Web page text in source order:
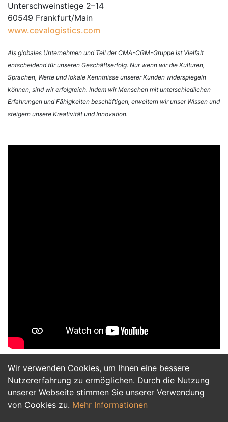
Wir verwenden Cookies, um Ihnen eine bessere
Nutzererfahrung zu ermöglichen. Durch die Nutzung
unserer Webseite stimmen Sie unserer Verwendung
von Cookies zu. Mehr Informationen
Unterschweinstiege 2–14
60549 Frankfurt/Main
www.cevalogistics.com
Als globales Unternehmen und Teil der CMA-CGM-Gruppe ist Vielfalt
entscheidend für unseren Geschäftserfolg. Nur wenn wir die Kulturen,
Sprachen, Werte und lokale Kenntnisse unserer Kunden widerspiegeln
können, sind wir erfolgreich. Indem wir Menschen mit unterschiedlichen
Erfahrungen und Fähigkeiten beschäftigen, erweitern wir unser Wissen und
steigern unsere Kreativität und Innovation.
Jetzt Bewerben